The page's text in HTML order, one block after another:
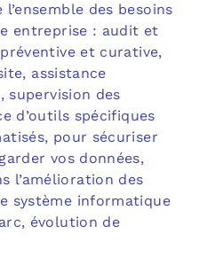
des besoins
entreprise : audit et
et curative,
assistance
supervision des
d’outils spécifiques
pour sécuriser
vos données,
l’amélioration des
système informatique
évolution de